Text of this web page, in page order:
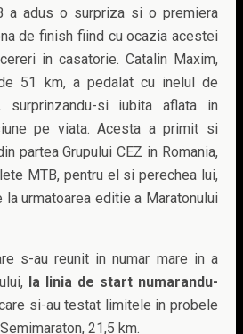
a adus o surpriza si o premiera
de finish fiind cu ocazia acestei
in casatorie. Catalin Maxim,
51 km, a pedalat cu inelul de
surprinzandu-si iubita aflata in
pe viata. Acesta a primit si
partea Grupului CEZ in Romania,
MTB, pentru el si perechea lui,
la urmatoarea editie a Maratonului
s-au reunit in numar mare in a
la linia de start numarandu-
si-au testat limitele in probele
21,5 km.